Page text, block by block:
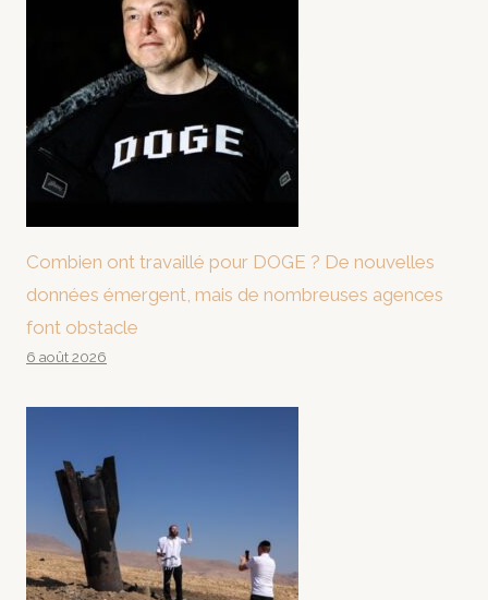
Combien ont travaillé pour DOGE ? De nouvelles
données émergent, mais de nombreuses agences
font obstacle
6 août 2026